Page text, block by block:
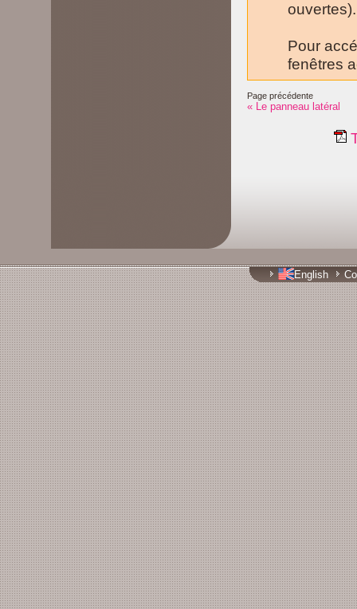
ouvertes).
Pour
fenêtres
Page précédente
« Le panneau latéral
English